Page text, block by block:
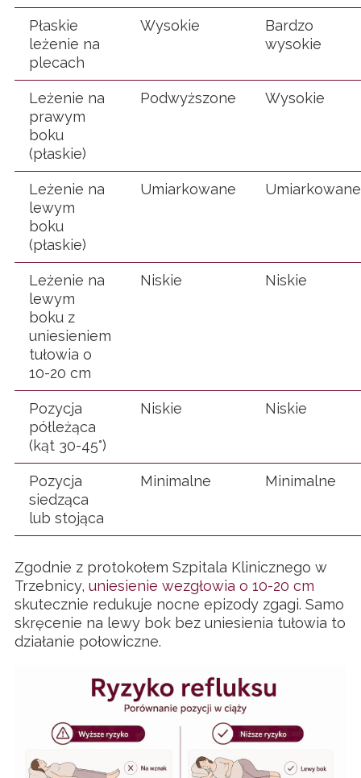
Płaskie
leżenie na
plecach
Wysokie
Bardzo
wysokie
Leżenie na
prawym
boku
(płaskie)
Podwyższone Wysokie
Leżenie na
lewym
boku
(płaskie)
Umiarkowane Umiarkowane
Leżenie na
lewym
boku z
uniesieniem
tułowia o
10-20 cm
Niskie Niskie
Pozycja
półleżąca
(kąt 30-45°)
Niskie Niskie
Pozycja
siedząca
lub stojąca
Minimalne Minimalne
Zgodnie z protokołem Szpitala Klinicznego w
Trzebnicy, uniesienie wezgłowia o 10-20 cm
skutecznie redukuje nocne epizody zgagi. Samo
skręcenie na lewy bok bez uniesienia tułowia to
działanie połowiczne.